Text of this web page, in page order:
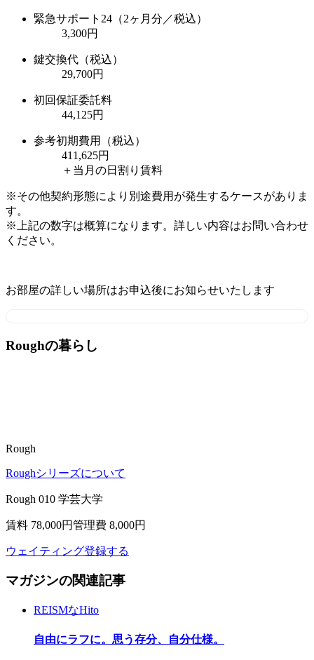
緊急サポート24（2ヶ月分／税込）
3,300円
鍵交換代（税込）
29,700円
初回保証委託料
44,125円
参考初期費用（税込）
411,625円
＋当月の日割り賃料
※その他契約形態により別途費用が発生するケースがありま
す。
※上記の数字は概算になります。詳しい内容はお問い合わせ
ください。
お部屋の詳しい場所はお申込後にお知らせいたします
Roughの暮らし
Rough
Roughシリーズについて
Rough 010 学芸大学
賃料 78,000円管理費 8,000円
ウェイティング登録する
マガジンの関連記事
REISMなHito
自由にラフに。思う存分、自分仕様。